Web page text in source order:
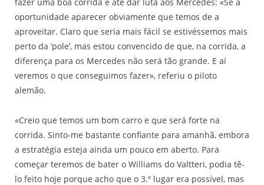
oportunidade aparecer obviamente que temos de a
aproveitar. Claro que seria mais fácil se estivéssemos mais
perto da ‘pole’, mas estou convencido de que, na corrida, a
diferença para os Mercedes não será tão grande. E aí
veremos o que conseguimos fazer», referiu o piloto
alemão.
«Creio que temos um bom carro e que será forte na
corrida. Sinto-me bastante confiante para amanhã, embora
a estratégia esteja ainda um pouco em aberto. Para
começar teremos de bater o Williams do Valtteri, podia tê-
lo feito hoje porque acho que o 3.º lugar era possível, mas